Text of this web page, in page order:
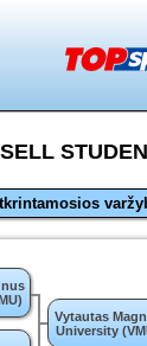
Vytautas
University